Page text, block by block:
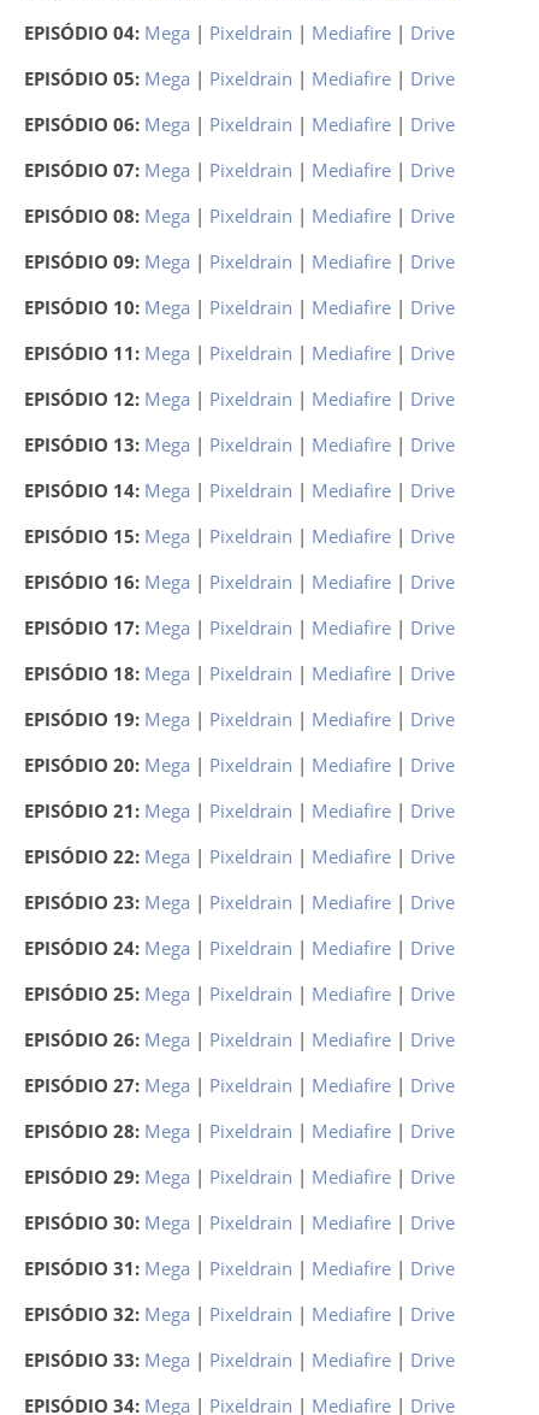
EPISÓDIO 04: Mega | Pixeldrain | Mediafire | Drive
EPISÓDIO 05: Mega | Pixeldrain | Mediafire | Drive
EPISÓDIO 06: Mega | Pixeldrain | Mediafire | Drive
EPISÓDIO 07: Mega | Pixeldrain | Mediafire | Drive
EPISÓDIO 08: Mega | Pixeldrain | Mediafire | Drive
EPISÓDIO 09: Mega | Pixeldrain | Mediafire | Drive
EPISÓDIO 10: Mega | Pixeldrain | Mediafire | Drive
EPISÓDIO 11: Mega | Pixeldrain | Mediafire | Drive
EPISÓDIO 12: Mega | Pixeldrain | Mediafire | Drive
EPISÓDIO 13: Mega | Pixeldrain | Mediafire | Drive
EPISÓDIO 14: Mega | Pixeldrain | Mediafire | Drive
EPISÓDIO 15: Mega | Pixeldrain | Mediafire | Drive
EPISÓDIO 16: Mega | Pixeldrain | Mediafire | Drive
EPISÓDIO 17: Mega | Pixeldrain | Mediafire | Drive
EPISÓDIO 18: Mega | Pixeldrain | Mediafire | Drive
EPISÓDIO 19: Mega | Pixeldrain | Mediafire | Drive
EPISÓDIO 20: Mega | Pixeldrain | Mediafire | Drive
EPISÓDIO 21: Mega | Pixeldrain | Mediafire | Drive
EPISÓDIO 22: Mega | Pixeldrain | Mediafire | Drive
EPISÓDIO 23: Mega | Pixeldrain | Mediafire | Drive
EPISÓDIO 24: Mega | Pixeldrain | Mediafire | Drive
EPISÓDIO 25: Mega | Pixeldrain | Mediafire | Drive
EPISÓDIO 26: Mega | Pixeldrain | Mediafire | Drive
EPISÓDIO 27: Mega | Pixeldrain | Mediafire | Drive
EPISÓDIO 28: Mega | Pixeldrain | Mediafire | Drive
EPISÓDIO 29: Mega | Pixeldrain | Mediafire | Drive
EPISÓDIO 30: Mega | Pixeldrain | Mediafire | Drive
EPISÓDIO 31: Mega | Pixeldrain | Mediafire | Drive
EPISÓDIO 32: Mega | Pixeldrain | Mediafire | Drive
EPISÓDIO 33: Mega | Pixeldrain | Mediafire | Drive
EPISÓDIO 34: Mega | Pixeldrain | Mediafire | Drive